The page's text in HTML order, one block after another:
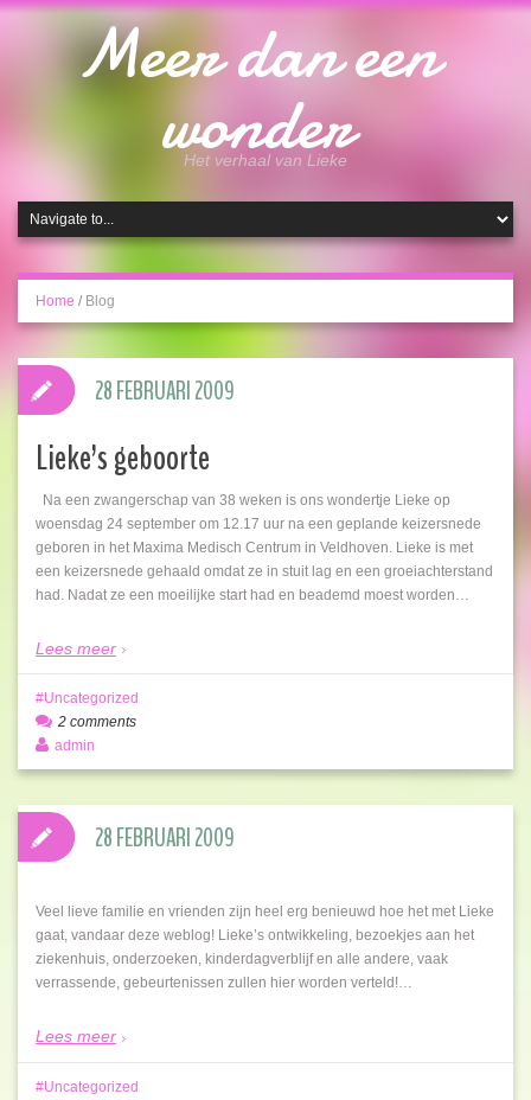
Meer dan een
wonder
Het verhaal van Lieke
Home / Blog
Lieke’s geboorte
Na een zwangerschap van 38 weken is ons wondertje Lieke op
woensdag 24 september om 12.17 uur na een geplande keizersnede
geboren in het Maxima Medisch Centrum in Veldhoven. Lieke is met
een keizersnede gehaald omdat ze in stuit lag en een groeiachterstand
had. Nadat ze een moeilijke start had en beademd moest worden…
Lees meer
28 FEBRUARI 2009
Uncategorized
2 comments
admin
Veel lieve familie en vrienden zijn heel erg benieuwd hoe het met Lieke
gaat, vandaar deze weblog! Lieke’s ontwikkeling, bezoekjes aan het
ziekenhuis, onderzoeken, kinderdagverblijf en alle andere, vaak
verrassende, gebeurtenissen zullen hier worden verteld!…
Lees meer
28 FEBRUARI 2009
Uncategorized